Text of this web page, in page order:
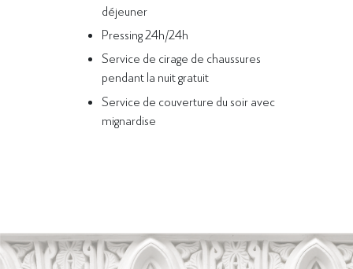
déjeuner
Pressing 24h/24h
Service de cirage de chaussures
pendant la nuit gratuit
Service de couverture du soir avec
mignardise